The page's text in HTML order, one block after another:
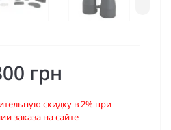
грн
скидку в 2% при
заказа на сайте